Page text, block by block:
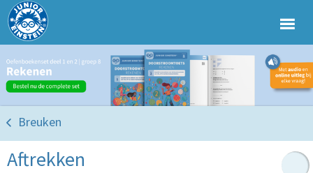
Breuken
Aftrekken